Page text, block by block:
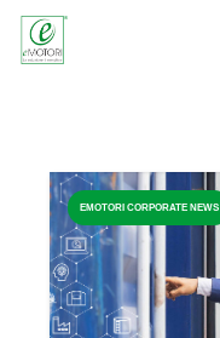
EMOTORI CORPORATE NEWS